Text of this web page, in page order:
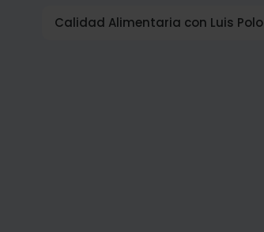
Calidad Alimentaria con Luis Polo